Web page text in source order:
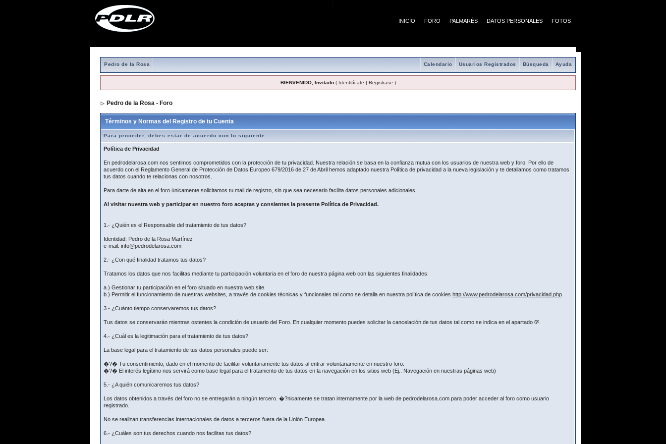
INICIO FORO PALMARÉS DATOS PERSONALES FOTOS
Pedro de la Rosa Ayuda
Búsqueda
Usuarios Registrados
Calendario
BIENVENIDO, Invitado( Identifícate | Registrase )
Pedro de la Rosa - Foro
Términos y Normas del Registro de tu Cuenta
Para proceder, debes estar de acuerdo con lo siguiente:
Política de Privacidad
En pedrodelarosa.com nos sentimos comprometidos con la protección de tu privacidad. Nuestra relación se basa en la confianza mutua con los usuarios de nuestra web y foro. Por ello de
acuerdo con el Reglamento General de Protección de Datos Europeo 679/2016 de 27 de Abril hemos adaptado nuestra Política de privacidad a la nueva legislación y te detallamos como tratamos
tus datos cuando te relacionas con nosotros.
Para darte de alta en el foro únicamente solicitamos tu mail de registro, sin que sea necesario facilita datos personales adicionales.
Al visitar nuestra web y participar en nuestro foro aceptas y consientes la presente Política de Privacidad.
1.- ¿Quién es el Responsable del tratamiento de tus datos?
Identidad: Pedro de la Rosa Martínez
e-mail: info@pedrodelarosa.com
2.- ¿Con qué finalidad tratamos tus datos?
Tratamos los datos que nos facilitas mediante tu participación voluntaria en el foro de nuestra página web con las siguientes finalidades:
a ) Gestionar tu participación en el foro situado en nuestra web site.
b ) Permitir el funcionamiento de nuestras websites, a través de cookies técnicas y funcionales tal como se detalla en nuestra política de cookies http://www.pedrodelarosa.com/privacidad.php
3.- ¿Cuánto tiempo conservaremos tus datos?
Tus datos se conservarán mientras ostentes la condición de usuario del Foro. En cualquier momento puedes solicitar la cancelación de tus datos tal como se indica en el apartado 6º.
4.- ¿Cuál es la legitimación para el tratamiento de tus datos?
La base legal para el tratamiento de tus datos personales puede ser:
�?� Tu consentimiento, dado en el momento de facilitar voluntariamente tus datos al entrar voluntariamente en nuestro foro.
�?� El interés legítimo nos servirá como base legal para el tratamiento de tus datos en la navegación en los sitios web (Ej.: Navegación en nuestras páginas web)
5.- ¿A quién comunicaremos tus datos?
Los datos obtenidos a través del foro no se entregarán a ningún tercero. �?nicamente se tratan internamente por la web de pedrodelarosa.com para poder acceder al foro como usuario
registrado.
No se realizan transferencias internacionales de datos a terceros fuera de la Unión Europea.
6.- ¿Cuáles son tus derechos cuando nos facilitas tus datos?